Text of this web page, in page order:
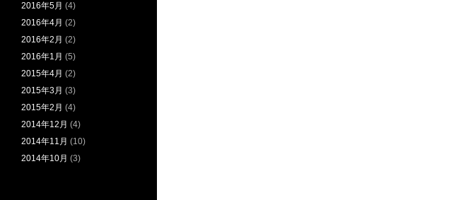
2016年5月 (4)
2016年4月 (2)
2016年2月 (2)
2016年1月 (5)
2015年4月 (2)
2015年3月 (3)
2015年2月 (4)
2014年12月 (4)
2014年11月 (10)
2014年10月 (3)